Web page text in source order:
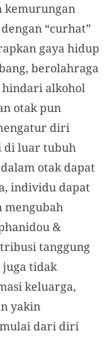
kemurungan
“curhat”
gaya hidup
berolahraga
hindari alkohol
otak pun
diri
di luar tubuh
otak dapat
individu dapat
mengubah
&
tanggung
tidak
keluarga,
yakin
dari diri